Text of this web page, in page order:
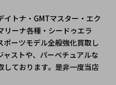
トナ・GMTマスター・エク
ーナ各種・シードゥエラ
ポーツモデル全般強化買取し
ストや、パーペチュアルな
しております。是非一度当店